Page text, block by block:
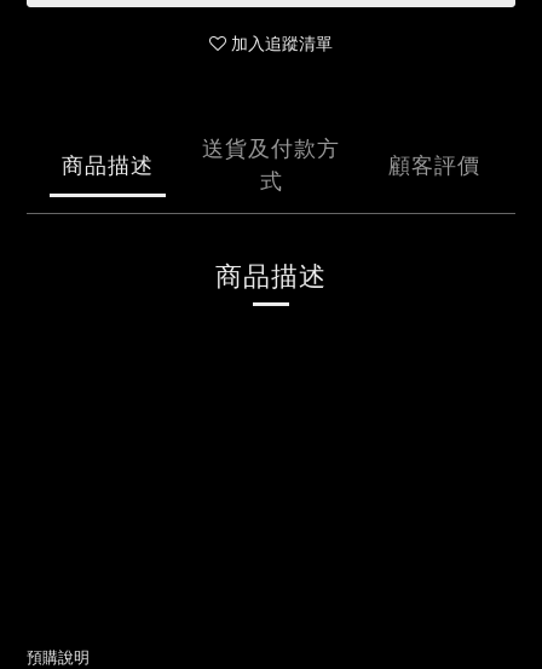
加入追蹤清單
商品描述
送貨及付款方
式
顧客評價
商品描述
預購說明